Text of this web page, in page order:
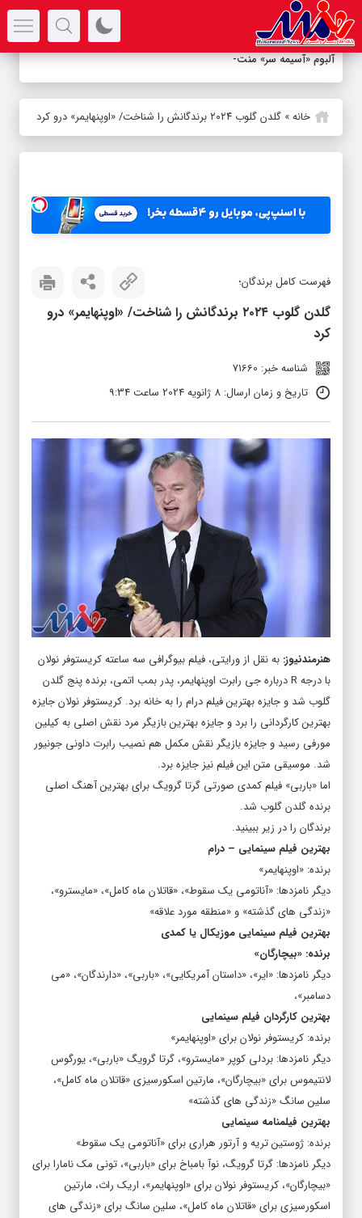
آلبوم «آسیمه سر» منتشر شد؛ دع_
خانه» گلدن گلوب ۲۰۲۴ برندگانش را شناخت/ «اوپنهایمر» درو کرد
فهرست کامل برندگان؛
گلدن گلوب ۲۰۲۴ برندگانش را شناخت/ «اوپنهایمر» درو
کرد
شناسه خبر: 71660
تاریخ و زمان ارسال: 8 ژانویه 2024 ساعت 9:34
هنرمندنیوز: به نقل از ورایتی، فیلم بیوگرافی سه ساعته کریستوفر نولان
با درجه R درباره جی رابرت اوپنهایمر، پدر بمب اتمی، برنده پنج گلدن
گلوب شد و جایزه بهترین فیلم درام را به خانه برد. کریستوفر نولان جایزه
بهترین کارگردانی را برد و جایزه بهترین بازیگر مرد نقش اصلی به کیلین
مورفی رسید و جایزه بازیگر نقش مکمل هم نصیب رابرت داونی جونیور
شد. موسیقی متن این فیلم نیز جایزه برد.
اما «باربی» فیلم کمدی صورتی گرتا گرویگ برای بهترین آهنگ اصلی
برنده گلدن گلوب شد.
برندگان را در زیر ببینید.
بهترین فیلم سینمایی – درام
برنده: «اوپنهایمر»
دیگر نامزدها: «آناتومی یک سقوط»، «قاتلان ماه کامل»، «مایسترو»،
«زندگی های گذشته» و «منطقه مورد علاقه»
بهترین فیلم سینمایی موزیکال یا کمدی
برنده: «بیچارگان»
دیگر نامزدها: «ایر»، «داستان آمریکایی»، «باربی»، «دارندگان»، «می
دسامبر»،
بهترین کارگردان فیلم سینمایی
برنده: کریستوفر نولان برای «اوپنهایمر»
دیگر نامزدها: بردلی کوپر «مایسترو»، گرتا گرویگ «باربی»، یورگوس
لانتیموس برای «بیچارگان»، مارتین اسکورسیزی «قاتلان ماه کامل»،
سلین سانگ «زندگی های گذشته»
بهترین فیلمنامه سینمایی
برنده: ژوستین تریه و آرتور هراری برای «آناتومی یک سقوط»
دیگر نامزدها: گرتا گرویگ، نوآ بامباخ برای «باربی»، تونی مک نامارا برای
«بیچارگان»، کریستوفر نولان برای «اوپنهایمر»، اریک راث، مارتین
اسکورسیزی برای «قاتلان ماه کامل»، سلین سانگ برای «زندگی های